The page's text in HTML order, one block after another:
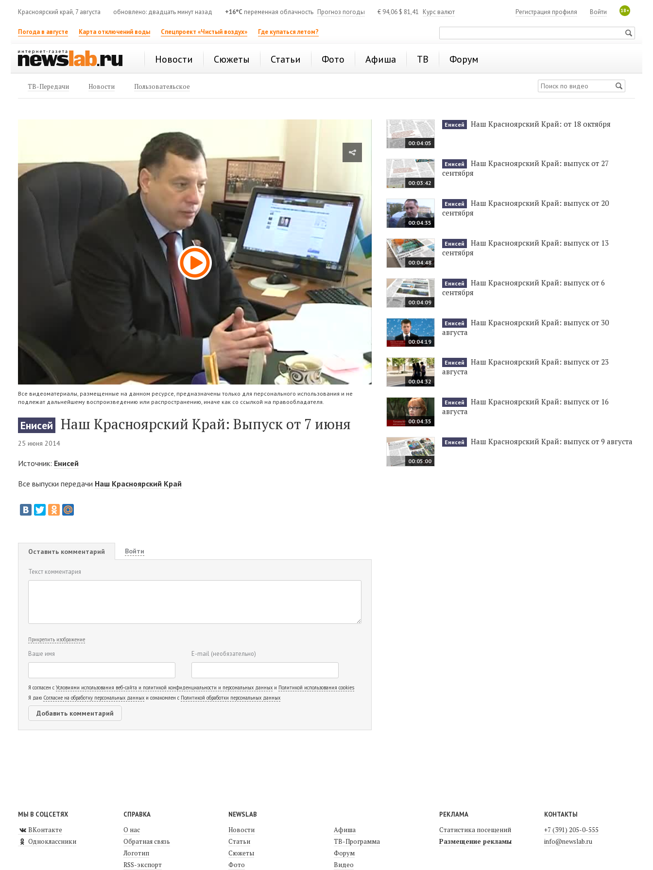
Красноярский край, 7 августа обновлено: двадцать минут назад +16°C переменная облачность Прогноз погоды € 94,06 $ 81,41 Курс валют 18+
Войти
Регистрация профиля
Погода в августе Карта отключений воды Спецпроект «Чистый воздух» Где купаться летом?
Новости Сюжеты Статьи Фото Афиша ТВ Форум
ТВ-Передачи Новости Пользовательское
Все видеоматериалы, размещенные на данном ресурсе, предназначены только для персонального использования и не
подлежат дальнейшему воспроизведению или распространению, иначе как со ссылкой на правообладателя.
Енисей Наш Красноярский Край: Выпуск от 7 июня
25 июня 2014
Источник: Енисей
Все выпуски передачи Наш Красноярский Край
Оставить комментарий Войти
Текст комментария
Прикрепить изображение
Ваше имя E-mail (необязательно)
Я согласен с Условиями использования веб-сайта и политикой конфиденциальности и персональных данных и Политикой использования cookies
Я даю Согласие на обработку персональных данных и ознакомлен с Политикой обработки персональных данных
00:04:05
Енисей Наш Красноярский Край: от 18 октября
00:03:42
Енисей
Наш Красноярский Край: выпуск от 27
сентября
00:04:35
Енисей
Наш Красноярский Край: выпуск от 20
сентября
00:04:48
Енисей
Наш Красноярский Край: выпуск от 13
сентября
00:04:09
Енисей
Наш Красноярский Край: выпуск от 6
сентября
00:04:19
Енисей
Наш Красноярский Край: выпуск от 30
августа
00:04:32
Енисей
Наш Красноярский Край: выпуск от 23
августа
00:04:35
Енисей
Наш Красноярский Край: выпуск от 16
августа
00:05:00
Енисей Наш Красноярский Край: выпуск от 9 августа
МЫ В СОЦСЕТЯХ
ВКонтакте
Одноклассники
СПРАВКА
О нас
Обратная связь
Логотип
RSS-экспорт
NEWSLAB
Новости
Статьи
Сюжеты
Фото
Афиша
ТВ-Программа
Форум
Видео
РЕКЛАМА
Статистика посещений
Размещение рекламы
КОНТАКТЫ
+7 (391) 205-0-555
info@newslab.ru